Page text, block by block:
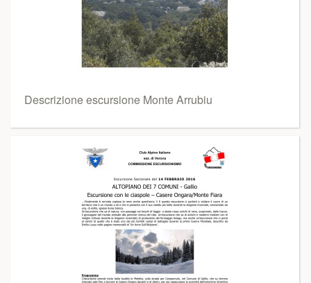
Descrizione escursione Monte Arrubiu